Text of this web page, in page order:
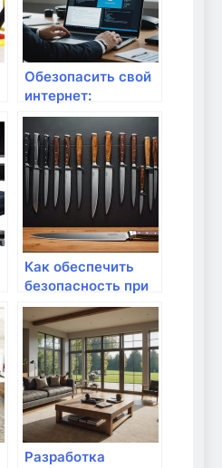
Обезопасить свой
интернет:
ключевые меры
предосторожности
при использовании
облачных сервисов
Как обеспечить
безопасность при
использовании
интернета?
Разработка